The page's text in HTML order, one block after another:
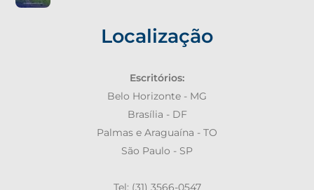
Localização
Escritórios:
Belo Horizonte - MG
Brasília - DF
Palmas e Araguaína - TO
São Paulo - SP
Tel: (31) 3566-0547